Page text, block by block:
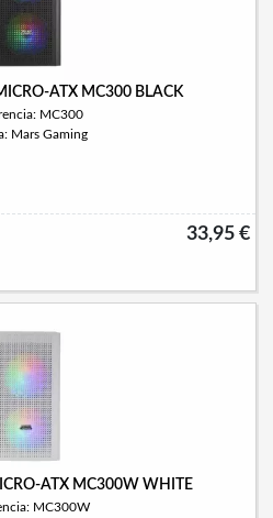
ATX MC300 BLACK
MC300
Mars Gaming
33,95 €
ATX MC300W WHITE
MC300W